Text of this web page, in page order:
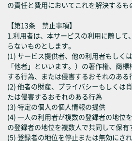
の責任と費用においてこれを解決するも
【第13条 禁止事項】
1.利用者は、本サービスの利用に際して
らないものとします。
(1) サービス提供者、他の利用者もしく
「他者」といいます。）の著作権、商
する行為、または侵害するおそれのある
(2) 他者の財産、プライバシーもしくは
たは侵害するおそれのある行為
(3) 特定の個人の個人情報の提供
(4) 一人の利用者が複数の登録者の地位
の登録者の地位を複数人で共同して保有
(5) 登録者の地位を停止または無効にさ